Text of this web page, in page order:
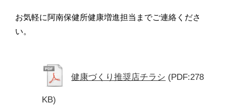
お気軽に阿南保健所健康増進担当までご連絡くださ
い。
健康づくり推奨店チラシ (PDF:278
KB)